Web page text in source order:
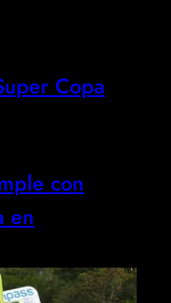
Copa
con
en